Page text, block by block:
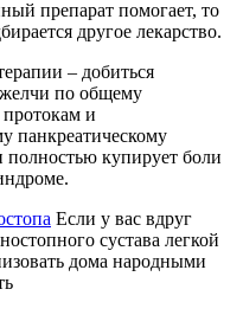
препарат помогает, то
другое лекарство.
– добиться
по общему
и
панкреатическому
полностью купирует боли
Если у вас вдруг
сустава легкой
дома народными